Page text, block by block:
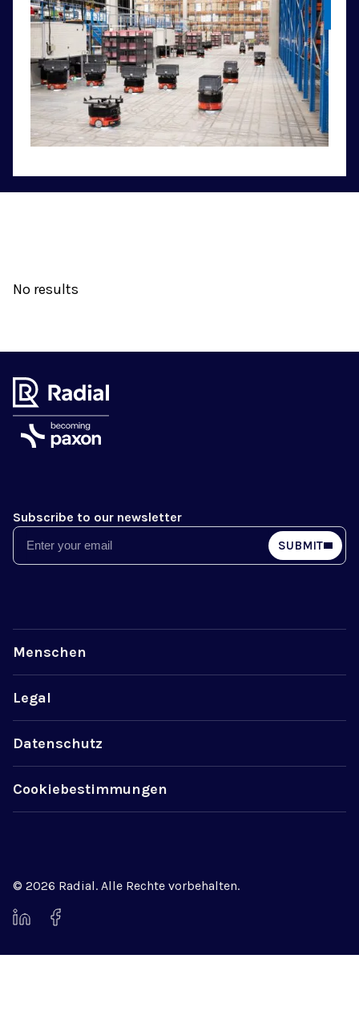
No results
Subscribe to our newsletter
Email SUBMIT
Menschen
Legal
Datenschutz
Cookiebestimmungen
© 2026 Radial. Alle Rechte vorbehalten.